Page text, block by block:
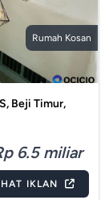
Rumah Kosan
Beji Timur,
6.5 miliar
IKLAN